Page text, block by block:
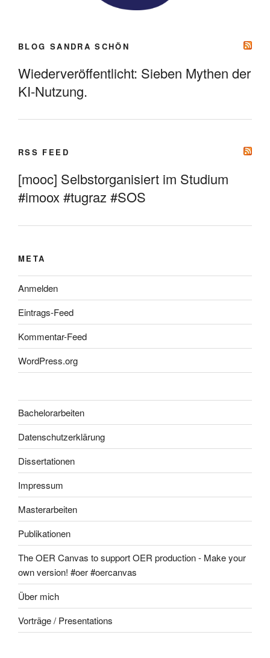
BLOG SANDRA SCHÖN
Wiederveröffentlicht: Sieben Mythen der
KI-Nutzung.
RSS FEED
[mooc] Selbstorganisiert im Studium
#imoox #tugraz #SOS
META
Anmelden
Eintrags-Feed
Kommentar-Feed
WordPress.org
Bachelorarbeiten
Datenschutzerklärung
Dissertationen
Impressum
Masterarbeiten
Publikationen
The OER Canvas to support OER production - Make your
own version! #oer #oercanvas
Über mich
Vorträge / Presentations